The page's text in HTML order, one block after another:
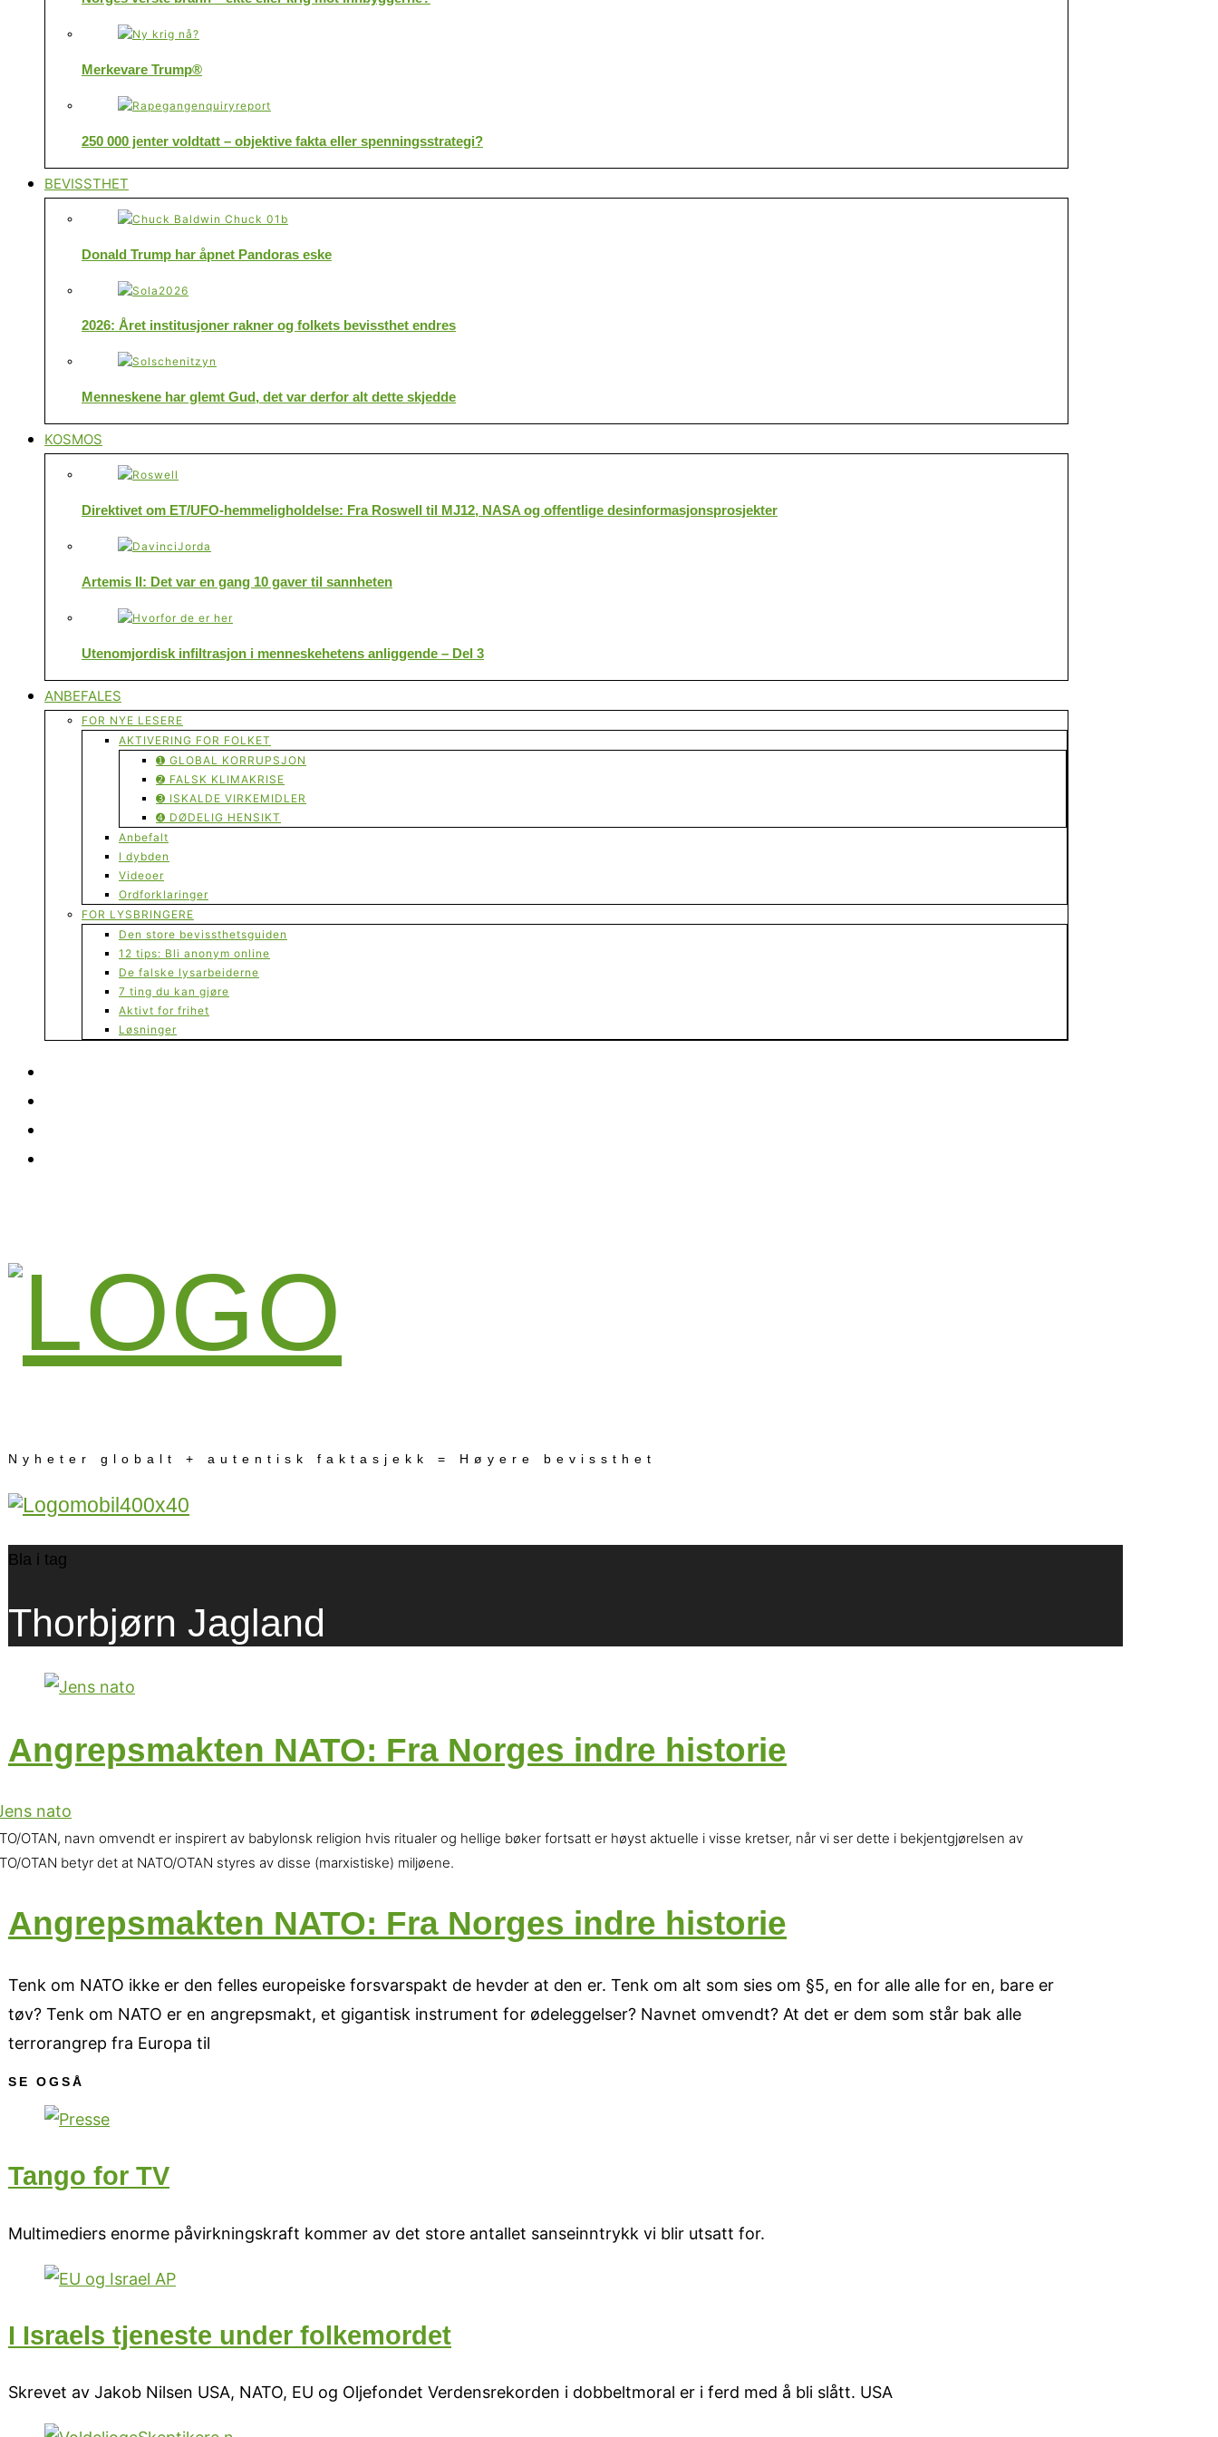
Merkevare Trump®
250 000 jenter voldtatt – objektive fakta eller spenningsstrategi?
BEVISSTHET
Donald Trump har åpnet Pandoras eske
2026: Året institusjoner rakner og folkets bevissthet endres
Menneskene har glemt Gud, det var derfor alt dette skjedde
KOSMOS
Direktivet om ET/UFO-hemmeligholdelse: Fra Roswell til MJ12, NASA og offentlige desinformasjonsprosjekter
Artemis II: Det var en gang 10 gaver til sannheten
Utenomjordisk infiltrasjon i menneskehetens anliggende – Del 3
ANBEFALES
FOR NYE LESERE
AKTIVERING FOR FOLKET
➊ GLOBAL KORRUPSJON
➋ FALSK KLIMAKRISE
➌ ISKALDE VIRKEMIDLER
➍ DØDELIG HENSIKT
Anbefalt
I dybden
Videoer
Ordforklaringer
FOR LYSBRINGERE
Den store bevissthetsguiden
12 tips: Bli anonym online
De falske lysarbeiderne
7 ting du kan gjøre
Aktivt for frihet
Løsninger
Nyheter globalt + autentisk faktasjekk = Høyere bevissthet
Bla i tag
Thorbjørn Jagland
Angrepsmakten NATO: Fra Norges indre historie
OTAN, navn omvendt er inspirert av babylonsk religion hvis ritualer og hellige bøker fortsatt er høyst aktuelle i visse kretser, når vi ser dette i bekjentgjørelsen av
OTAN betyr det at NATO/OTAN styres av disse (marxistiske) miljøene.
Angrepsmakten NATO: Fra Norges indre historie
Tenk om NATO ikke er den felles europeiske forsvarspakt de hevder at den er. Tenk om alt som sies om §5, en for alle alle for en, bare er
tøv? Tenk om NATO er en angrepsmakt, et gigantisk instrument for ødeleggelser? Navnet omvendt? At det er dem som står bak alle
terrorangrep fra Europa til
SE OGSÅ
Tango for TV
Multimediers enorme påvirkningskraft kommer av det store antallet sanseinntrykk vi blir utsatt for.
I Israels tjeneste under folkemordet
Skrevet av Jakob Nilsen USA, NATO, EU og Oljefondet Verdensrekorden i dobbeltmoral er i ferd med å bli slått. USA